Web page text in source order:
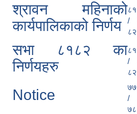
श्रावन महिनाको
कार्यपालिकाको निर्णय
८१
/
८२
सभा ८१८२ का
निर्णयहरु
८१
/
८२
Notice
७७
/
७८